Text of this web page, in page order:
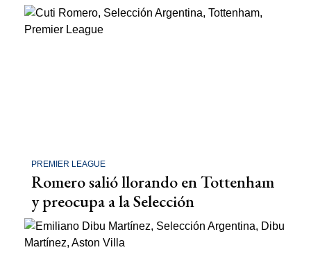
PREMIER LEAGUE
Romero salió llorando en Tottenham
y preocupa a la Selección